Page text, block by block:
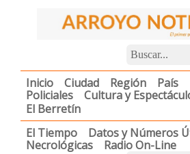
Inicio Ciudad Región País
Policiales
Cultura y
El Berretín
El Tiempo
Datos y Números
Necrológicas
Radio On-Line